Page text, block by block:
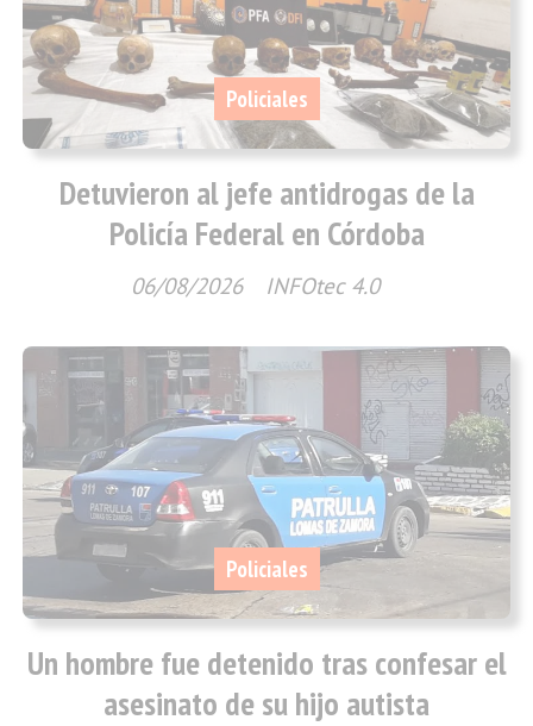
Detuvieron al jefe antidrogas de la
Policía Federal en Córdoba
INFOtec 4.0
Policiales
06/08/2026
Un hombre fue detenido tras confesar el
asesinato de su hijo autista
Policiales